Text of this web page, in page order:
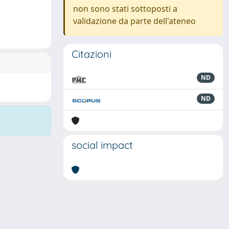
non sono stati sottoposti a
validazione da parte dell'ateneo
Citazioni
ND
ND
social impact